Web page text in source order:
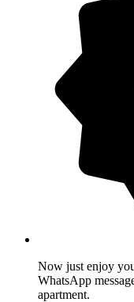
Now just enjoy
WhatsApp
apartment.